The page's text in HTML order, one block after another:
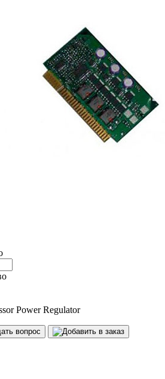
Power Regulator